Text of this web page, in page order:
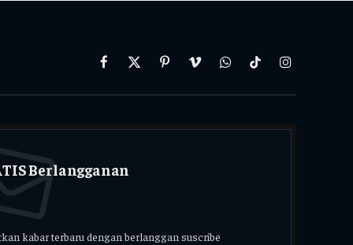
Facebook
X
PinterestVimeoWhatsAppTikTokInstagram
Berlangganan
kabar terbaru dengan berlanggan suscribe